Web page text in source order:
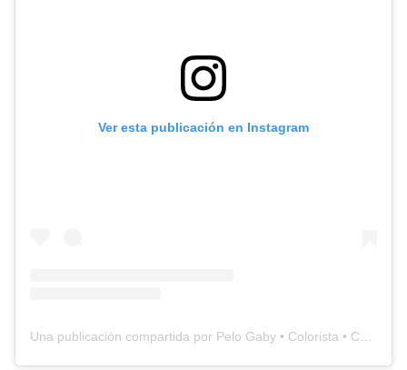
Ver esta publicación en Instagram